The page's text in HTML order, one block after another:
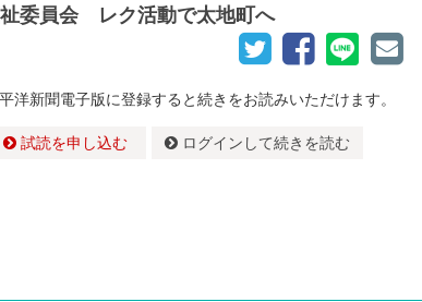
委員会 レク活動で太地町へ
洋新聞電子版に登録すると続きをお読みいただけます。
試読を申し込む ログインして続きを読む